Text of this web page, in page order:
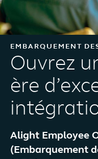
EMBARQUEMENT
Ouvrez
ère
Alight Employee
(Embarquement